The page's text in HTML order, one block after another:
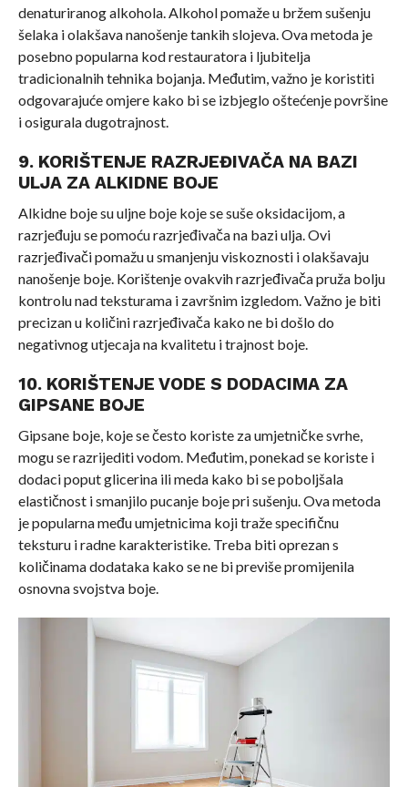
denaturiranog alkohola. Alkohol pomaže u bržem sušenju
šelaka i olakšava nanošenje tankih slojeva. Ova metoda je
posebno popularna kod restauratora i ljubitelja
tradicionalnih tehnika bojanja. Međutim, važno je koristiti
odgovarajuće omjere kako bi se izbjeglo oštećenje površine
i osigurala dugotrajnost.
9. KORIŠTENJE RAZRJEĐIVAČA NA BAZI
ULJA ZA ALKIDNE BOJE
Alkidne boje su uljne boje koje se suše oksidacijom, a
razrjeđuju se pomoću razrjeđivača na bazi ulja. Ovi
razrjeđivači pomažu u smanjenju viskoznosti i olakšavaju
nanošenje boje. Korištenje ovakvih razrjeđivača pruža bolju
kontrolu nad teksturama i završnim izgledom. Važno je biti
precizan u količini razrjeđivača kako ne bi došlo do
negativnog utjecaja na kvalitetu i trajnost boje.
10. KORIŠTENJE VODE S DODACIMA ZA
GIPSANE BOJE
Gipsane boje, koje se često koriste za umjetničke svrhe,
mogu se razrijediti vodom. Međutim, ponekad se koriste i
dodaci poput glicerina ili meda kako bi se poboljšala
elastičnost i smanjilo pucanje boje pri sušenju. Ova metoda
je popularna među umjetnicima koji traže specifičnu
teksturu i radne karakteristike. Treba biti oprezan s
količinama dodataka kako se ne bi previše promijenila
osnovna svojstva boje.